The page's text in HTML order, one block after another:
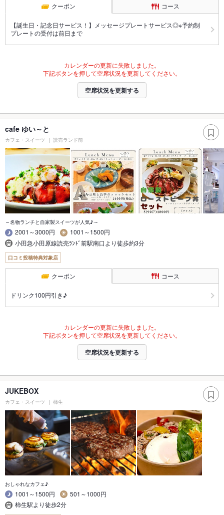
クーポン コース
【誕生日・記念日サービス！】メッセージプレートサービス◎※予約制
プレートの受付は前日まで
カレンダーの更新に失敗しました。
下記ボタンを押して空席状況を更新してください。
空席状況を更新する
cafe ゆい～と
カフェ・スイーツ 読売ランド前
～名物ランチと自家製スイーツが人気♪～
2001～3000円
1001～1500円
小田急小田原線読売ﾗﾝﾄﾞ前駅南口より徒歩約3分
口コミ投稿特典対象店
クーポン コース
ドリンク100円引き♪
カレンダーの更新に失敗しました。
下記ボタンを押して空席状況を更新してください。
空席状況を更新する
JUKEBOX
カフェ・スイーツ 柿生
おしゃれなカフェ♪
1001～1500円
501～1000円
柿生駅より徒歩2分